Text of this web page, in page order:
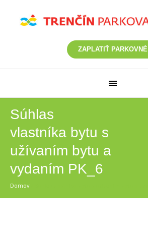
ZAPLATIŤ PARKOVNÉ
Súhlas
vlastníka bytu s
užívaním bytu a
vydaním PK_6
Domov